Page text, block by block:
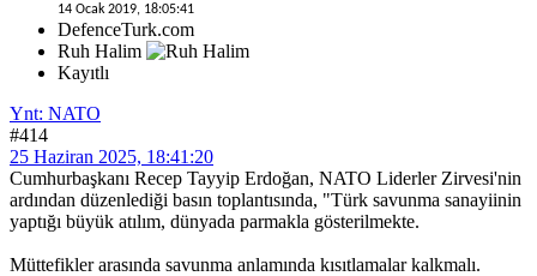
14 Ocak 2019, 18:05:41
DefenceTurk.com
Ruh Halim
Kayıtlı
Ynt: NATO
#414
25 Haziran 2025, 18:41:20
Cumhurbaşkanı Recep Tayyip Erdoğan, NATO Liderler Zirvesi'nin
ardından düzenlediği basın toplantısında, "Türk savunma sanayiinin
yaptığı büyük atılım, dünyada parmakla gösterilmekte.
Müttefikler arasında savunma anlamında kısıtlamalar kalkmalı.